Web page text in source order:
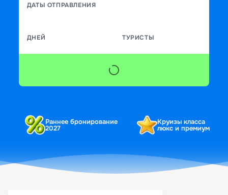
ДАТЫ ОТПРАВЛЕНИЯ
ДНЕЙ ТУРИСТЫ
Раннее бронирование
2027
Круизы класса
люкс и премиум